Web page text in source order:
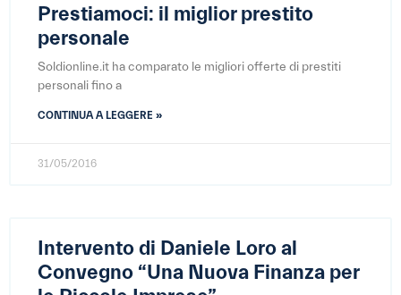
Prestiamoci: il miglior prestito
personale
Soldionline.it ha comparato le migliori offerte di prestiti
personali fino a
CONTINUA A LEGGERE »
31/05/2016
Intervento di Daniele Loro al
Convegno “Una Nuova Finanza per